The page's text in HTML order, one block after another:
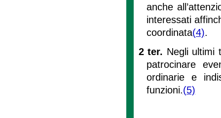
anche
interessati
coordinata(4).
2 ter. Negli ultimi
patrocinare
ordinarie e
funzioni.(5)